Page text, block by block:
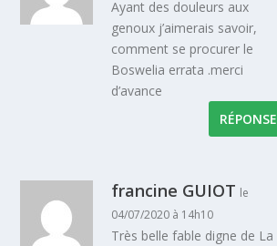
Ayant des douleurs aux
genoux j’aimerais savoir,
comment se procurer le
Boswelia errata .merci
d’avance
RÉPONSE
francine GUIOT le
04/07/2020 à 14h10
Très belle fable digne de La